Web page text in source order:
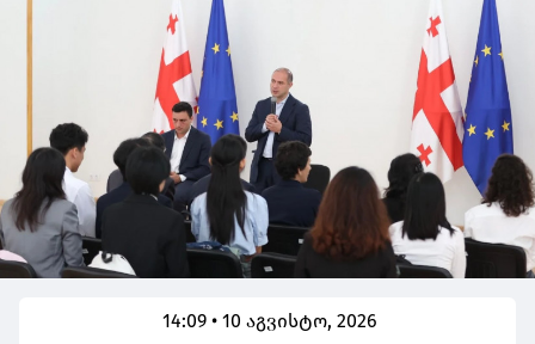
14:09 • 10 აგვისტო, 2026